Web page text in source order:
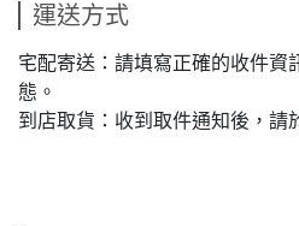
運送方式
宅配寄送：請填寫正確的收件資
態。
到店取貨：收到取件通知後，請